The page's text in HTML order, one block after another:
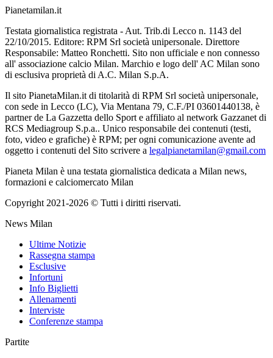
Pianetamilan.it
Testata giornalistica registrata - Aut. Trib.di Lecco n. 1143 del
22/10/2015. Editore: RPM Srl società unipersonale. Direttore
Responsabile: Matteo Ronchetti. Sito non ufficiale e non connesso
all' associazione calcio Milan. Marchio e logo dell' AC Milan sono
di esclusiva proprietà di A.C. Milan S.p.A.
Il sito PianetaMilan.it di titolarità di RPM Srl società unipersonale,
con sede in Lecco (LC), Via Mentana 79, C.F./PI 03601440138, è
partner de La Gazzetta dello Sport e affiliato al network Gazzanet di
RCS Mediagroup S.p.a.. Unico responsabile dei contenuti (testi,
foto, video e grafiche) è RPM; per ogni comunicazione avente ad
oggetto i contenuti del Sito scrivere a legalpianetamilan@gmail.com
Pianeta Milan è una testata giornalistica dedicata a Milan news,
formazioni e calciomercato Milan
Copyright 2021-2026 © Tutti i diritti riservati.
News Milan
Ultime Notizie
Rassegna stampa
Esclusive
Infortuni
Info Biglietti
Allenamenti
Interviste
Conferenze stampa
Partite